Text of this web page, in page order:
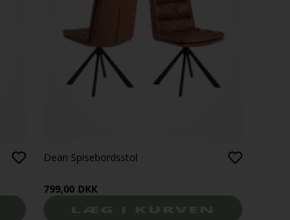
Dean Spisebordsstol
799,00 DKK